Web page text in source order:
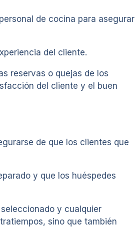
de cocina para asegurar
del cliente.
reservas o quejas de los
del cliente y el buen
de que los clientes que
y que los huéspedes
y cualquier
sino que también